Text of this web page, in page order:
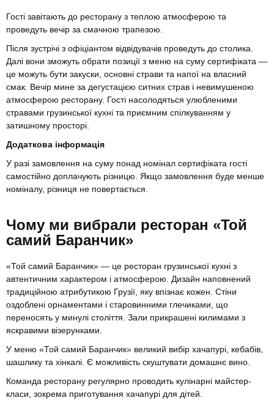
Гості завітають до ресторану з теплою атмосферою та
проведуть вечір за смачною трапезою.
Після зустрічі з офіціантом відвідувачів проведуть до столика.
Далі вони зможуть обрати позиції з меню на суму сертифіката —
це можуть бути закуски, основні страви та напої на власний
смак. Вечір мине за дегустацією ситних страв і невимушеною
атмосферою ресторану. Гості насолодяться улюбленими
стравами грузинської кухні та приємним спілкуванням у
затишному просторі.
Додаткова інформація
У разі замовлення на суму понад номінал сертифіката гості
самостійно доплачують різницю. Якщо замовлення буде менше
номіналу, різниця не повертається.
Чому ми вибрали ресторан «Той
самий Баранчик»
«Той самий Баранчик» — це ресторан грузинської кухні з
автентичним характером і атмосферою. Дизайн наповнений
традиційною атрибутикою Грузії, яку впізнає кожен. Стіни
оздоблені орнаментами і старовинними глечиками, що
переносять у минулі століття. Зали прикрашені килимами з
яскравими візерунками.
У меню «Той самий Баранчик» великий вибір хачапурі, кебабів,
шашлику та хінкалі. Є можливість скуштувати домашнє вино.
Команда ресторану регулярно проводить кулінарні майстер-
класи, зокрема приготування хачапурі для дітей.